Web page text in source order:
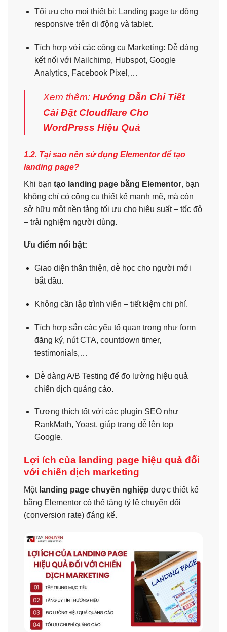
Tối ưu cho mọi thiết bị: Landing page tự động
responsive trên di động và tablet.
Tích hợp với các công cụ Marketing: Dễ dàng
kết nối với Mailchimp, Hubspot, Google
Analytics, Facebook Pixel,…
Xem thêm: Hướng Dẫn Chi Tiết
Cài Đặt Cloudflare Cho
WordPress Hiệu Quả
1.2. Tại sao nên sử dụng Elementor để tạo
landing page?
Khi bạn tạo landing page bằng Elementor, bạn
không chỉ có công cụ thiết kế mạnh mẽ, mà còn
sở hữu một nền tảng tối ưu cho hiệu suất – tốc độ
– trải nghiệm người dùng.
Ưu điểm nổi bật:
Giao diện thân thiện, dễ học cho người mới
bắt đầu.
Không cần lập trình viên – tiết kiệm chi phí.
Tích hợp sẵn các yếu tố quan trọng như form
đăng ký, nút CTA, countdown timer,
testimonials,…
Dễ dàng A/B Testing để đo lường hiệu quả
chiến dịch quảng cáo.
Tương thích tốt với các plugin SEO như
RankMath, Yoast, giúp trang dễ lên top
Google.
Lợi ích của landing page hiệu quả đối
với chiến dịch marketing
Một landing page chuyên nghiệp được thiết kế
bằng Elementor có thể tăng tỷ lệ chuyển đổi
(conversion rate) đáng kể.